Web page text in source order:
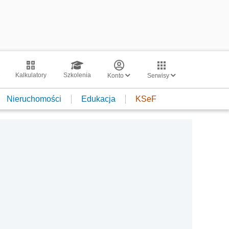
Kalkulatory Szkolenia Konto Serwisy
Nieruchomości Edukacja KSeF